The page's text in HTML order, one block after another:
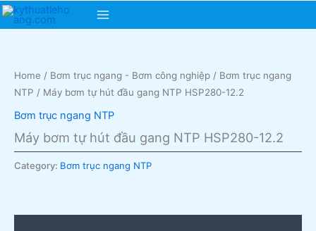
Skip
Main
Home / Bơm trục ngang - Bơm công nghiệp / Bơm trục ngang
NTP / Máy bơm tự hút đầu gang NTP HSP280-12.2
Bơm trục ngang NTP
Máy bơm tự hút đầu gang NTP HSP280-12.2
Category: Bơm trục ngang NTP